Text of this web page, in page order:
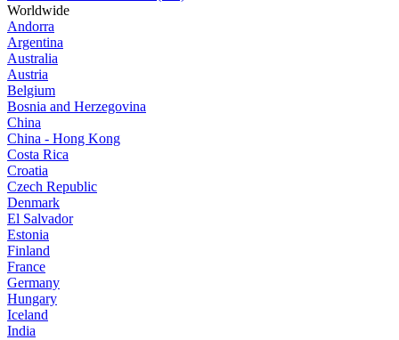
Worldwide
Andorra
Argentina
Australia
Austria
Belgium
Bosnia and Herzegovina
China
China - Hong Kong
Costa Rica
Croatia
Czech Republic
Denmark
El Salvador
Estonia
Finland
France
Germany
Hungary
Iceland
India